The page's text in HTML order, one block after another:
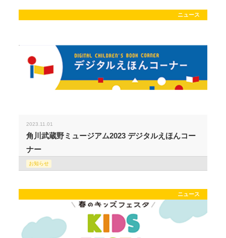
ニュース
2023.11.01
角川武蔵野ミュージアム2023 デジタルえほんコー
ナー
お知らせ
ニュース